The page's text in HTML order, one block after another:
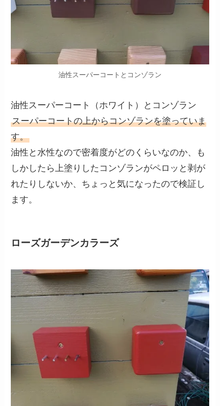
油性スーパーコートとコンゾラン
油性スーパーコート（ホワイト）とコンゾラン
スーパーコートの上からコンゾランを塗っていま
す。
油性と水性なので密着度がどのくらいなのか、も
しかしたら上塗りしたコンゾランがペロッと剥が
れたりしないか、ちょっと気になったので検証し
ます。
ローズガーデンカラーズ